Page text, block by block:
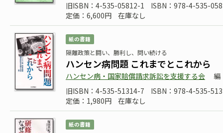
旧ISBN：4-535-05812-1
ISBN：978-4-535-
定価：6,600円
在庫なし
紙の書籍
隔離政策と闘い、勝利し、問い続ける
ハンセン病問題 これまでとこれから
ハンセン病・国家賠償請求訴訟を支援する会
編
旧ISBN：4-535-51314-7
ISBN：978-4-535-
定価：1,980円
在庫なし
紙の書籍